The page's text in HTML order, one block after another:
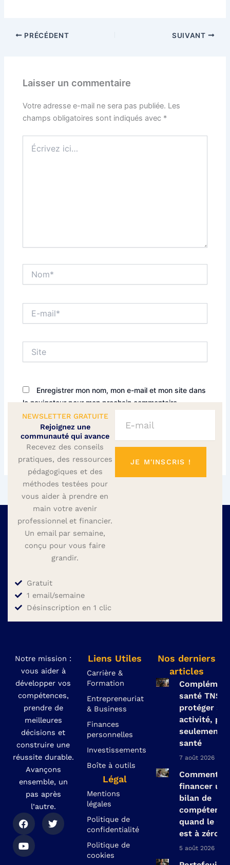
PRÉCÉDENT SUIVANT
Laisser un commentaire
Votre adresse e-mail ne sera pas publiée. Les
champs obligatoires sont indiqués avec *
ici…
mail*
Enregistrer mon nom, mon e-mail et mon site dans
le navigateur pour mon prochain commentaire.
NEWSLETTER GRATUITE
Rejoignez une
communauté qui avance
Recevez des conseils
pratiques, des ressources
pédagogiques et des
méthodes testées pour
vous aider à prendre en
main votre avenir
professionnel et financier.
Un email par semaine,
conçu pour vous faire
grandir.
Gratuit
1 email/semaine
Désinscription en 1 clic
mail
JE M'INSCRIS !
Notre mission :
vous aider à
développer vos
compétences,
prendre de
meilleures
décisions et
construire une
réussite durable.
Avançons
ensemble, un
pas après
l’autre.
F
a
c
e
b
T
w
i
Y
o
u
t
Liens Utiles
Carrière &
Formation
Entrepreneuriat
& Business
Finances
personnelles
Investissements
Boîte à outils
Légal
Mentions
légales
Politique de
confidentialité
Politique de
cookies
Nos derniers
articles
santé TNS :
protéger
activité, pas
seulement
santé
7 août 2026
Comment
financer un
bilan de
quand le
est à zéro ?
5 août 2026